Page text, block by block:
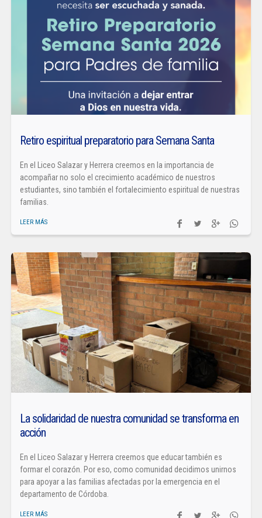
Retiro espiritual preparatorio para Semana Santa
En el Liceo Salazar y Herrera creemos en la importancia de
acompañar no solo el crecimiento académico de nuestros
estudiantes, sino también el fortalecimiento espiritual de nuestras
familias.
LEER MÁS
La solidaridad de nuestra comunidad se transforma en
acción
En el Liceo Salazar y Herrera creemos que educar también es
formar el corazón. Por eso, como comunidad decidimos unirnos
para apoyar a las familias afectadas por la emergencia en el
departamento de Córdoba.
LEER MÁS